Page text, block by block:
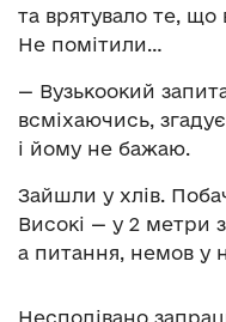
та врятувало те, що
Не помітили…
— Вузькоокий
всміхаючись,
і йому не бажаю.
Зайшли у хлів.
Високі — у 2 метри
а питання, немов у
Несподівано